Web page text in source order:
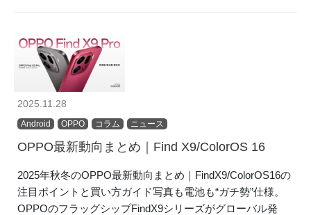
2025.11.28
Android OPPO コラム ニュース
OPPO最新動向まとめ｜Find X9/ColorOS 16
2025年秋冬のOPPO最新動向まとめ｜FindX9/ColorOS16の
注目ポイントと買い方ガイド写真も電池も“ガチ勢”仕様。
OPPOのフラッグシップFindX9シリーズがグローバル発